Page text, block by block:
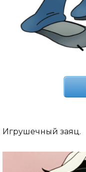
Игрушечный заяц.